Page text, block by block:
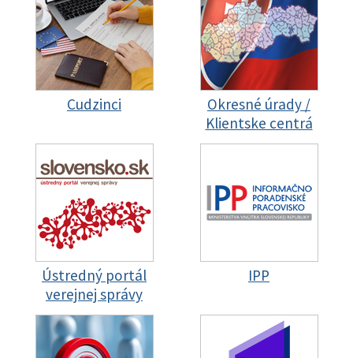
Cudzinci
Okresné úrady /
Klientske centrá
Ústredný portál
verejnej správy
IPP